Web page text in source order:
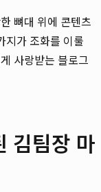
뼈대 위에 콘텐츠
지가 조화를 이룰
사랑받는 블로그
김팀장 마